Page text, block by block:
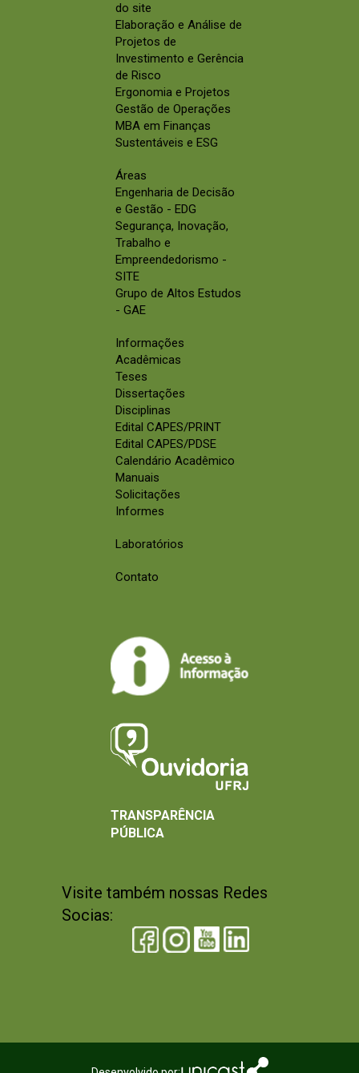
do site
Elaboração e Análise de
Projetos de
Investimento e Gerência
de Risco
Ergonomia e Projetos
Gestão de Operações
MBA em Finanças
Sustentáveis e ESG
Áreas
Engenharia de Decisão
e Gestão - EDG
Segurança, Inovação,
Trabalho e
Empreendedorismo -
SITE
Grupo de Altos Estudos
- GAE
Informações
Acadêmicas
Teses
Dissertações
Disciplinas
Edital CAPES/PRINT
Edital CAPES/PDSE
Calendário Acadêmico
Manuais
Solicitações
Informes
Laboratórios
Contato
Visite também nossas Redes
Socias:
TRANSPARÊNCIA
PÚBLICA